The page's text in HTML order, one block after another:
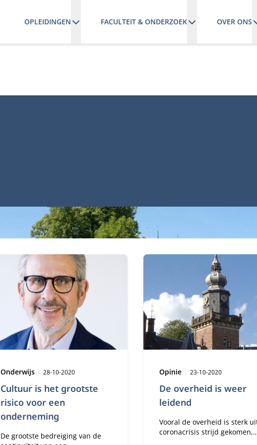
OPLEIDINGEN FACULTEIT & ONDERZOEK OVER ONS
Cultuur is het grootste
risico voor een
onderneming
Type:
Onderwijs Publicatiedatum:
28-10-2020
De grootste bedreiging van de
De overheid is weer
leidend
Type:
Opinie Publicatiedatum:
23-10-2020
Vooral de overheid is sterk
coronacrisis strijd gekomen,